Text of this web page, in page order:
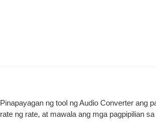
Pinapayagan ng tool ng Audio Converter ang
rate ng rate, at mawala ang mga pagpipilian sa